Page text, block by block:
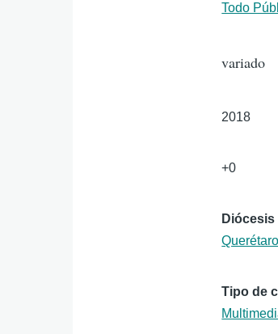
Público
Todo
Duración
variado
Año
2018
Edad
+0
Diócesis
Tipo de